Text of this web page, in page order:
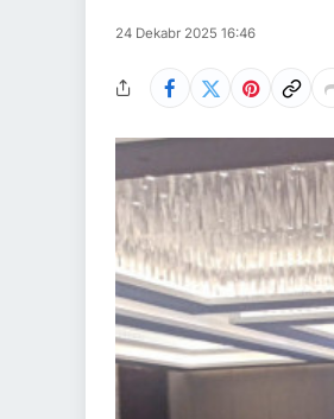
24 Dekabr 2025 16:46